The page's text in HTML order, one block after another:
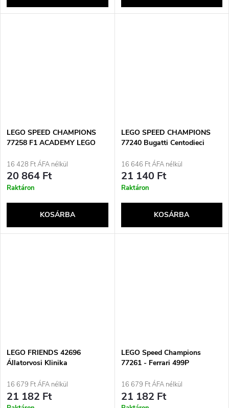
LEGO SPEED CHAMPIONS
77258 F1 ACADEMY LEGO
16 428 Ft ÁFA nélkül
20 864 Ft
Raktáron
KOSÁRBA
LEGO SPEED CHAMPIONS
77240 Bugatti Centodieci
16 646 Ft ÁFA nélkül
21 140 Ft
Raktáron
KOSÁRBA
LEGO FRIENDS 42696
Állatorvosi Klinika
16 679 Ft ÁFA nélkül
21 182 Ft
LEGO Speed Champions
77261 - Ferrari 499P
16 679 Ft ÁFA nélkül
21 182 Ft